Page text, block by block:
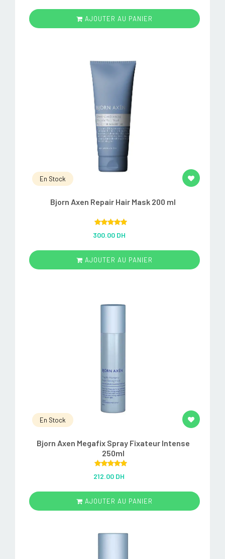
AJOUTER AU PANIER
En Stock
Bjorn Axen Repair Hair Mask 200 ml
out of 5
300.00 DH
AJOUTER AU PANIER
En Stock
Bjorn Axen Megafix Spray Fixateur Intense
250ml
out of 5
212.00 DH
AJOUTER AU PANIER